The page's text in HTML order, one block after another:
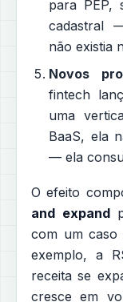
para PEP,
cadastral
não existia
Novos
fintech
uma
BaaS, ela
— ela
O efeito
and expand
com um caso
exemplo, a
receita se
cresce em